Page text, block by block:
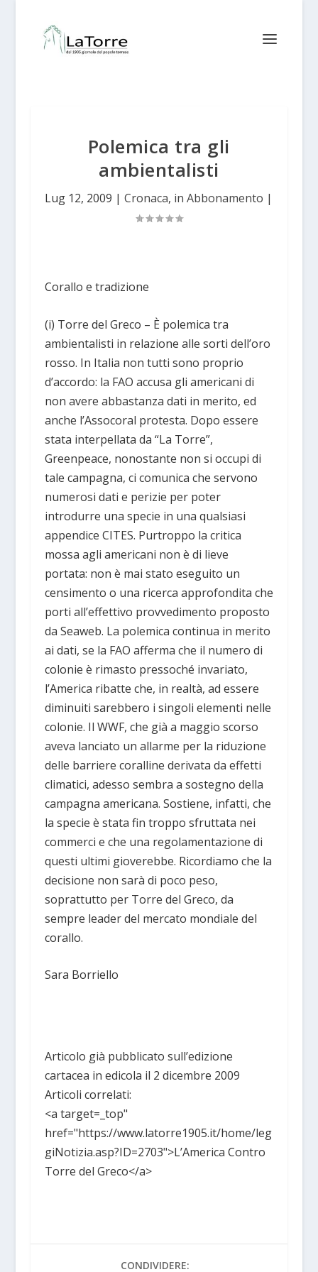
Polemica tra gli
ambientalisti
Lug 12, 2009 |Cronaca, in Abbonamento |
Corallo e tradizione
(i) Torre del Greco – È polemica tra
ambientalisti in relazione alle sorti dell’oro
rosso. In Italia non tutti sono proprio
d’accordo: la FAO accusa gli americani di
non avere abbastanza dati in merito, ed
anche l’Assocoral protesta. Dopo essere
stata interpellata da “La Torre”,
Greenpeace, nonostante non si occupi di
tale campagna, ci comunica che servono
numerosi dati e perizie per poter
introdurre una specie in una qualsiasi
appendice CITES. Purtroppo la critica
mossa agli americani non è di lieve
portata: non è mai stato eseguito un
censimento o una ricerca approfondita che
porti all’effettivo provvedimento proposto
da Seaweb. La polemica continua in merito
ai dati, se la FAO afferma che il numero di
colonie è rimasto pressoché invariato,
l’America ribatte che, in realtà, ad essere
diminuiti sarebbero i singoli elementi nelle
colonie. Il WWF, che già a maggio scorso
aveva lanciato un allarme per la riduzione
delle barriere coralline derivata da effetti
climatici, adesso sembra a sostegno della
campagna americana. Sostiene, infatti, che
la specie è stata fin troppo sfruttata nei
commerci e che una regolamentazione di
questi ultimi gioverebbe. Ricordiamo che la
decisione non sarà di poco peso,
soprattutto per Torre del Greco, da
sempre leader del mercato mondiale del
corallo.
Sara Borriello
Articolo già pubblicato sull’edizione
cartacea in edicola il 2 dicembre 2009
Articoli correlati:
<a target=_top"
href="https://www.latorre1905.it/home/leg
giNotizia.asp?ID=2703">L’America Contro
Torre del Greco</a>
CONDIVIDERE: